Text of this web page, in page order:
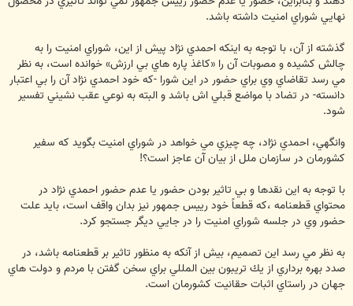
نهايي شوراي امنيت داشته باشد.
گذشته از آن، با توجه به اينكه احمدي نژاد پيش از اين، شوراي امنيت را به
چالش كشيده و مصوبات آن را «كاغذ پاره هاي بي ارزش» خوانده است، به نظر
مي رسد تقاضاي وي براي حضور در اين شورا -كه خود احمدي ن‍ژاد آن را بي اعتبار
دانسته- در تضاد با مواضع قبلي اش باشد و البته به نوعي عقب نشيني تفسير
شود.
وانگهي، احمدي نژاد، چه چيزي مي خواهد در شوراي امنيت بگويد كه سفير
كشورمان در سازمان ملل از بيان آن عاجز است؟!
با توجه به اين نقدها و بي تاثير بودن حضور يا عدم حضور احمدي نژاد در
محتواي قطعنامه ،كه قطعاً خود رييس جمهور نيز بدان واقف است، بايد علت
حضور وي در جلسه شوراي امنيت را در جايي ديگر جستجو كرد.
به نظر مي رسد اين تصميم، بيش از آنكه به منظور تاثير بر قطعنامه باشد، در
صدد بهره برداري از يك تريبون بين المللي براي سخن گفتن با مردم و دولت هاي
جهان در راستاي اثبات حقانيت كشورمان است.